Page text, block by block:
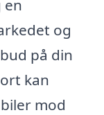
en
og
på din
kan
mod